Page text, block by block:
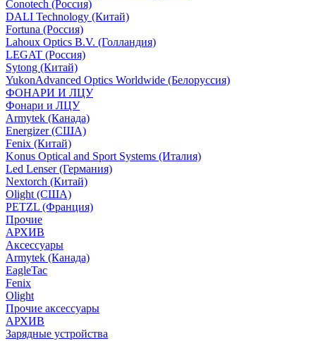
Conotech (Россия)
DALI Technology (Китай)
Fortuna (Россия)
Lahoux Optics B.V. (Голландия)
LEGAT (Россия)
Sytong (Китай)
YukonAdvanced Optics Worldwide (Белоруссия)
ФОНАРИ И ЛЦУ
Фонари и ЛЦУ
Armytek (Канада)
Energizer (США)
Fenix (Китай)
Konus Optical and Sport Systems (Италия)
Led Lenser (Германия)
Nextorch (Китай)
Olight (США)
PETZL (Франция)
Прочие
АРХИВ
Аксессуары
Armytek (Канада)
EagleTac
Fenix
Olight
Прочие аксессуары
АРХИВ
Зарядные устройства